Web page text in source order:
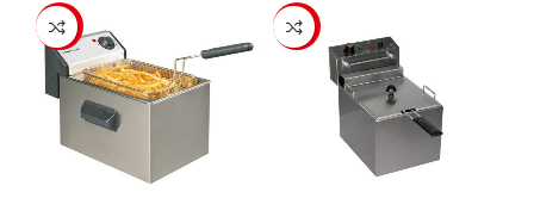
-23% -23%